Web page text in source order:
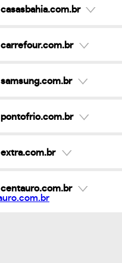
casasbahia.com.br
carrefour.com.br
samsung.com.br
pontofrio.com.br
extra.com.br
centauro.com.br